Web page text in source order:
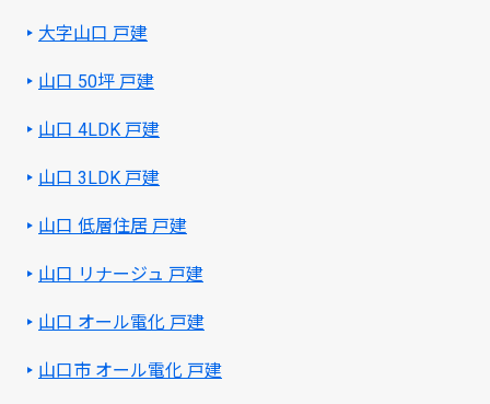
大字山口 戸建
山口 50坪 戸建
山口 4LDK 戸建
山口 3LDK 戸建
山口 低層住居 戸建
山口 リナージュ 戸建
山口 オール電化 戸建
山口市 オール電化 戸建